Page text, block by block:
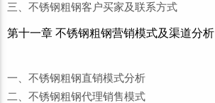
三、不锈钢粗钢客户买家及联系方式
第十一章 不锈钢粗钢营销模式及渠道分析
一、不锈钢粗钢直销模式分析
二、不锈钢粗钢代理销售模式